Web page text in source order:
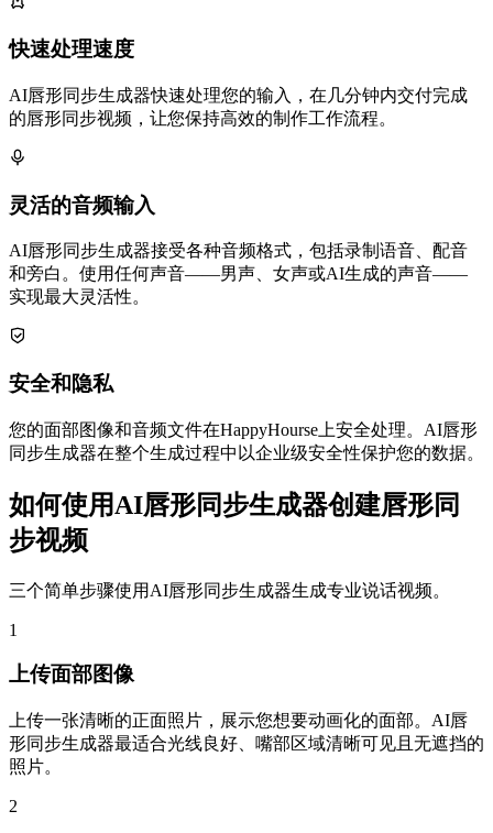
快速处理速度
AI唇形同步生成器快速处理您的输入，在几分钟内交付完成
的唇形同步视频，让您保持高效的制作工作流程。
灵活的音频输入
AI唇形同步生成器接受各种音频格式，包括录制语音、配音
和旁白。使用任何声音——男声、女声或AI生成的声音——
实现最大灵活性。
安全和隐私
您的面部图像和音频文件在HappyHourse上安全处理。AI唇形
同步生成器在整个生成过程中以企业级安全性保护您的数据。
如何使用AI唇形同步生成器创建唇形同
步视频
三个简单步骤使用AI唇形同步生成器生成专业说话视频。
1
上传面部图像
上传一张清晰的正面照片，展示您想要动画化的面部。AI唇
形同步生成器最适合光线良好、嘴部区域清晰可见且无遮挡的
照片。
2